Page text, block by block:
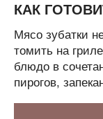
КАК
Мясо зубатки
томить на
блюдо в
пирогов,